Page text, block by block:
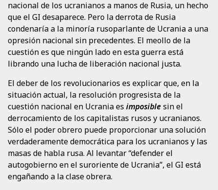
nacional de los ucranianos a manos de Rusia, un hecho
que el GI desaparece. Pero la derrota de Rusia
condenaría a la minoría rusoparlante de Ucrania a una
opresión nacional sin precedentes. El meollo de la
cuestión es que ningún lado en esta guerra está
librando una lucha de liberación nacional justa.
El deber de los revolucionarios es explicar que, en la
situación actual, la resolución progresista de la
cuestión nacional en Ucrania es imposible sin el
derrocamiento de los capitalistas rusos y ucranianos.
Sólo el poder obrero puede proporcionar una solución
verdaderamente democrática para los ucranianos y las
masas de habla rusa. Al levantar “defender el
autogobierno en el suroriente de Ucrania”, el GI está
engañando a la clase obrera.